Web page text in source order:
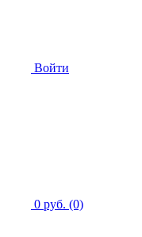
Войти
0 руб. (0)